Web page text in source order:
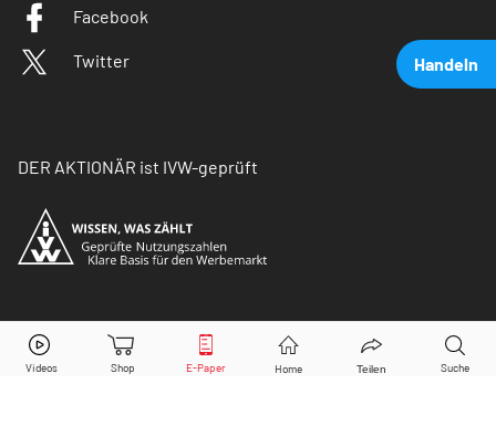
Handeln
Borussia Dortmund Aktie jetzt handeln?
Facebook
Twitter
DER AKTIONÄR ist IVW-geprüft
© Copyright 2026 Börsenmedien AG. Alle Rechte